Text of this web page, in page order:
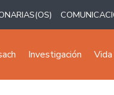
Investigación Vida